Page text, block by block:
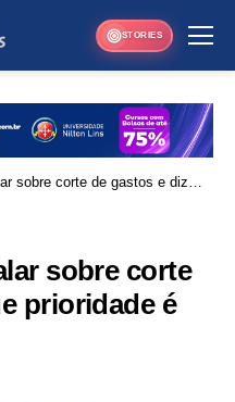
STORIES
sobre corte de gastos e diz
sobre corte
prioridade é